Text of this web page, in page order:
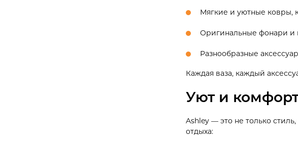
Мягкие и уютные ковры,
Оригинальные фонари и
Разнообразные
Каждая ваза, каждый
Уют и
Ashley — это не только
отдыха: